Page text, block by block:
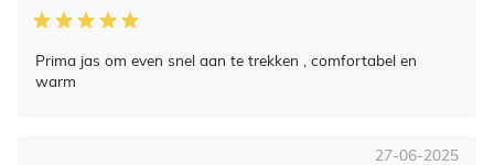
Prima jas om even snel aan te trekken , comfortabel en
warm
27-06-2025